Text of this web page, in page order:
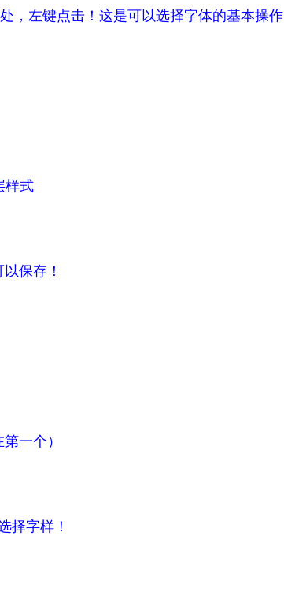
，左键点击！这是可以选择字体的基本操作
样式
保存！
一个）
择字样！